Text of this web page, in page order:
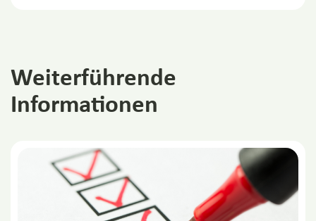
Weiterführende
Informationen